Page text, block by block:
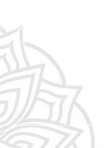
site